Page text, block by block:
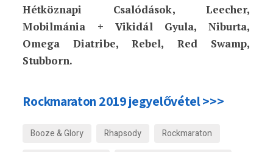
Hétköznapi Csalódások, Leecher,
Mobilmánia + Vikidál Gyula, Niburta,
Omega Diatribe, Rebel, Red Swamp,
Stubborn.
Rockmaraton 2019 jegyelővétel >>>
Booze & Glory Rhapsody
Rockmaraton